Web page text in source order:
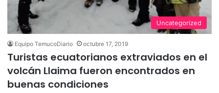
Uncategorized
Equipo TemucoDiario octubre 17, 2019
Turistas ecuatorianos extraviados en el
volcán Llaima fueron encontrados en
buenas condiciones